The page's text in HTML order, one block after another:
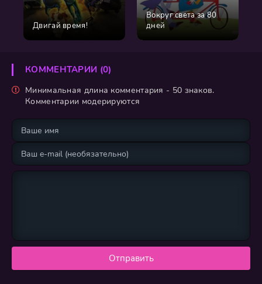
Двигай время!
Вокруг света за 80
дней
КОММЕНТАРИИ (0)
Минимальная длина комментария - 50 знаков.
Комментарии модерируются
Отправить